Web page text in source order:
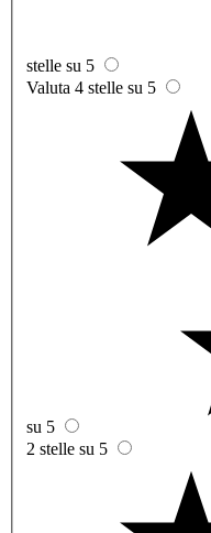
stelle su 5
Valuta 4 stelle su 5
su 5
2 stelle su 5